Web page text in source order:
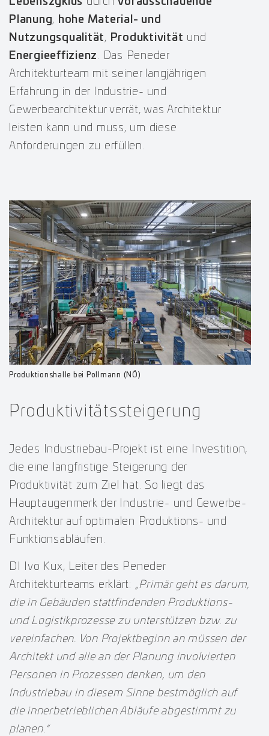
Planung, hohe Material- und
Nutzungsqualität, Produktivität und
Energieeffizienz. Das Peneder
Architekturteam mit seiner langjährigen
Erfahrung in der Industrie- und
Gewerbearchitektur verrät, was Architektur
leisten kann und muss, um diese
Anforderungen zu erfüllen.
Produktionshalle bei Pollmann (NÖ)
Produktivitätssteigerung
Jedes Industriebau-Projekt ist eine Investition,
die eine langfristige Steigerung der
Produktivität zum Ziel hat. So liegt das
Hauptaugenmerk der Industrie- und Gewerbe-
Architektur auf optimalen Produktions- und
Funktionsabläufen.
DI Ivo Kux, Leiter des Peneder
Architekturteams erklärt: „Primär geht es darum,
die in Gebäuden stattfindenden Produktions-
und Logistikprozesse zu unterstützen bzw. zu
vereinfachen. Von Projektbeginn an müssen der
Architekt und alle an der Planung involvierten
Personen in Prozessen denken, um den
Industriebau in diesem Sinne bestmöglich auf
die innerbetrieblichen Abläufe abgestimmt zu
planen.“